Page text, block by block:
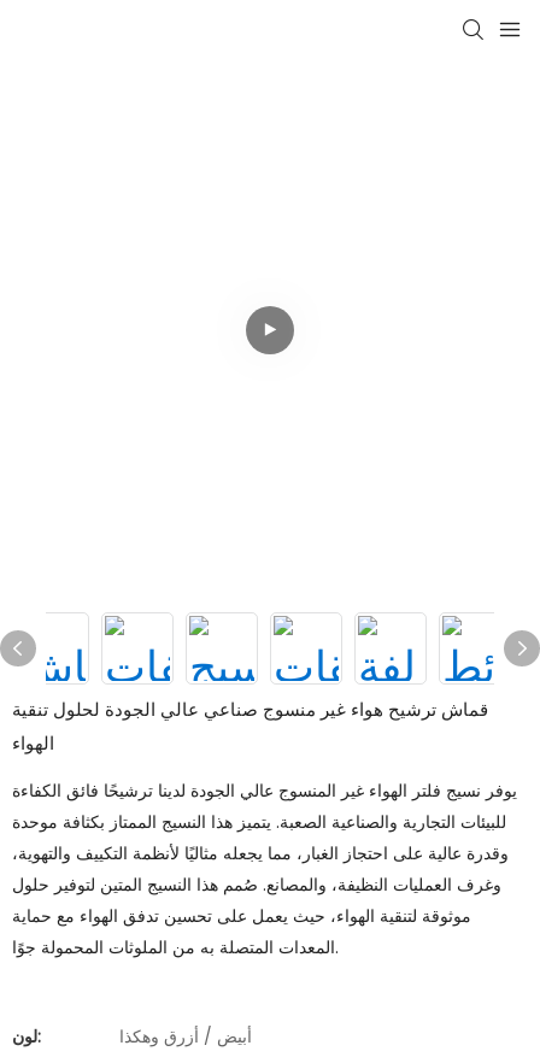
قماش ترشيح هواء غير منسوج صناعي عالي الجودة لحلول تنقية
الهواء
يوفر نسيج فلتر الهواء غير المنسوج عالي الجودة لدينا ترشيحًا فائق الكفاءة
للبيئات التجارية والصناعية الصعبة. يتميز هذا النسيج الممتاز بكثافة موحدة
وقدرة عالية على احتجاز الغبار، مما يجعله مثاليًا لأنظمة التكييف والتهوية،
وغرف العمليات النظيفة، والمصانع. صُمم هذا النسيج المتين لتوفير حلول
موثوقة لتنقية الهواء، حيث يعمل على تحسين تدفق الهواء مع حماية
المعدات المتصلة به من الملوثات المحمولة جوًا.
لون:
أبيض / أزرق وهكذا